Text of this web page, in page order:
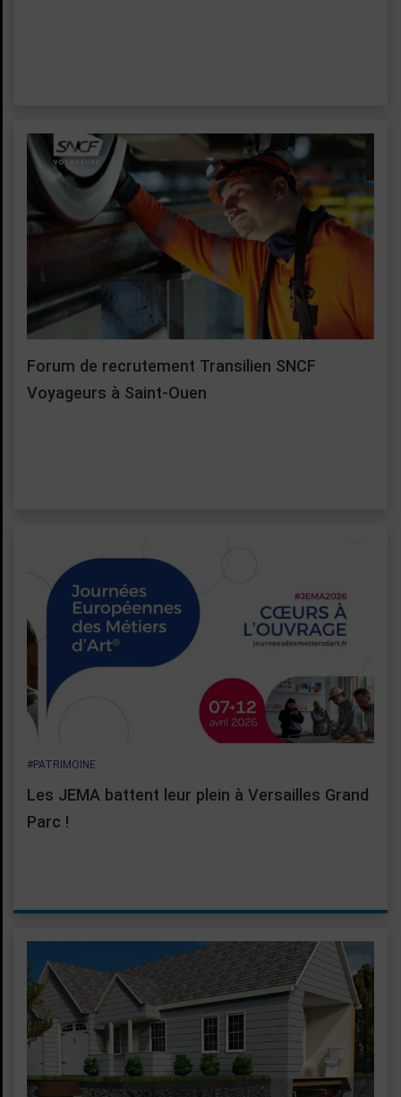
Forum de recrutement Transilien SNCF
Voyageurs à Saint-Ouen
#PATRIMOINE
Les JEMA battent leur plein à Versailles Grand
Parc !